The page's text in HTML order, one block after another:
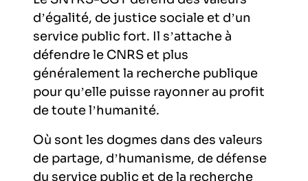
d’égalité, de justice sociale et d’un
service public fort. Il s’attache à
défendre le CNRS et plus
généralement la recherche publique
pour qu’elle puisse rayonner au profit
de toute l’humanité.
Où sont les dogmes dans des valeurs
de partage, d’humanisme, de défense
du service public et de la recherche